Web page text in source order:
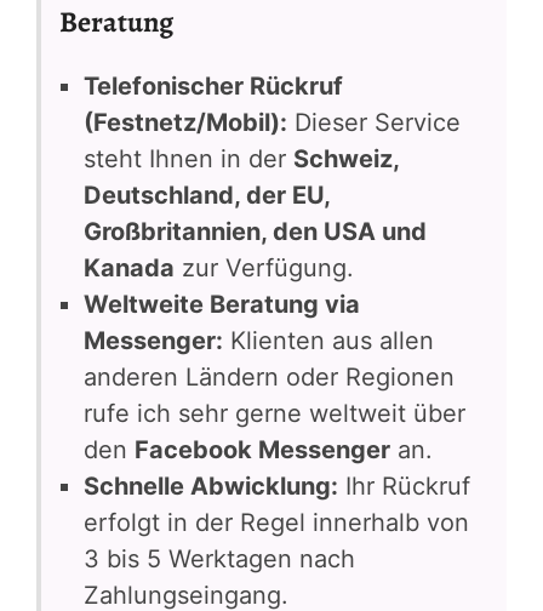
Beratung
Telefonischer Rückruf
(Festnetz/Mobil): Dieser Service
steht Ihnen in der Schweiz,
Deutschland, der EU,
Großbritannien, den USA und
Kanada zur Verfügung.
Weltweite Beratung via
Messenger: Klienten aus allen
anderen Ländern oder Regionen
rufe ich sehr gerne weltweit über
den Facebook Messenger an.
Schnelle Abwicklung: Ihr Rückruf
erfolgt in der Regel innerhalb von
3 bis 5 Werktagen nach
Zahlungseingang.